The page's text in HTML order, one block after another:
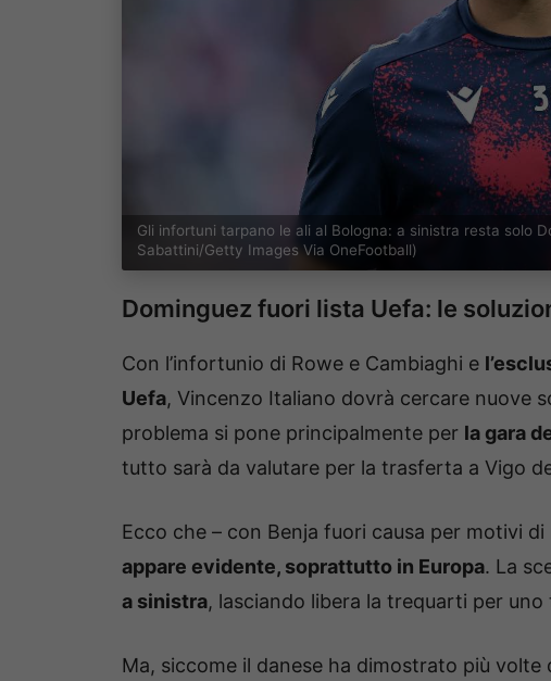
Gli infortuni tarpano le ali al Bologna: a sinistra resta solo
Sabattini/Getty Images Via OneFootball)
Dominguez fuori lista Uefa: le
Con l’infortunio di Rowe e Cambiaghi e
Uefa, Vincenzo Italiano dovrà cercare nuove
problema si pone principalmente per la gara
tutto sarà da valutare per la trasferta a Vigo
Ecco che – con Benja fuori causa per motivi
appare evidente, soprattutto in Europa. La
a sinistra, lasciando libera la trequarti per
Ma, siccome il danese ha dimostrato più